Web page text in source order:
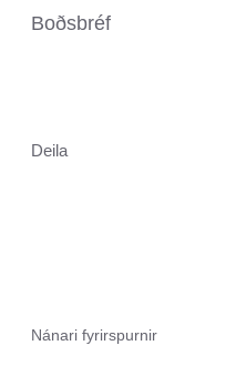
Boðsbréf
Deila
Nánari fyrirspurnir